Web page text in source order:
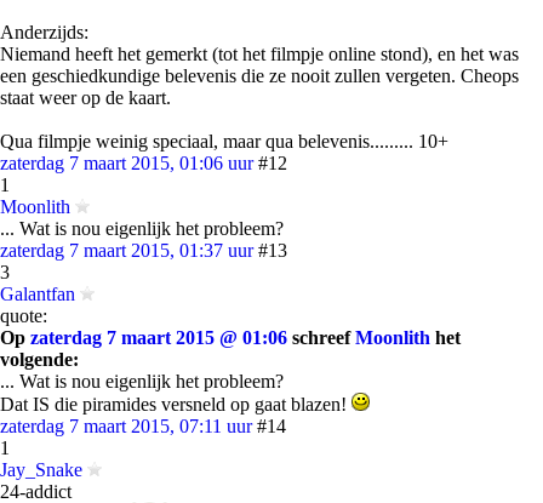
Anderzijds:
Niemand heeft het gemerkt (tot het filmpje online stond), en het was
een geschiedkundige belevenis die ze nooit zullen vergeten. Cheops
staat weer op de kaart.
Qua filmpje weinig speciaal, maar qua belevenis......... 10+
zaterdag 7 maart 2015, 01:06 uur #12
1
Moonlith
... Wat is nou eigenlijk het probleem?
zaterdag 7 maart 2015, 01:37 uur #13
3
Galantfan
quote:
Op zaterdag 7 maart 2015 @ 01:06 schreefMoonlith het
volgende:
... Wat is nou eigenlijk het probleem?
Dat IS die piramides versneld op gaat blazen!
zaterdag 7 maart 2015, 07:11 uur #14
1
Jay_Snake
24-addict